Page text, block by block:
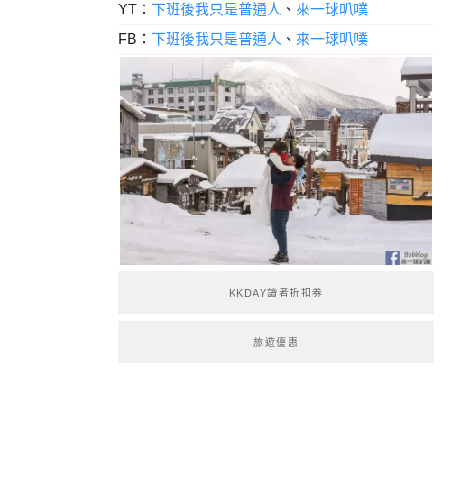
YT：下班後我只是普通人 、 來一球叭噗
FB：下班後我只是普通人 、 來一球叭噗
KKDAY讀者折扣券
旅遊優惠